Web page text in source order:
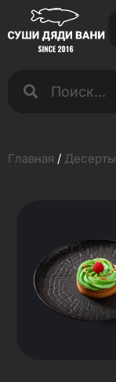
Главная / Десерты